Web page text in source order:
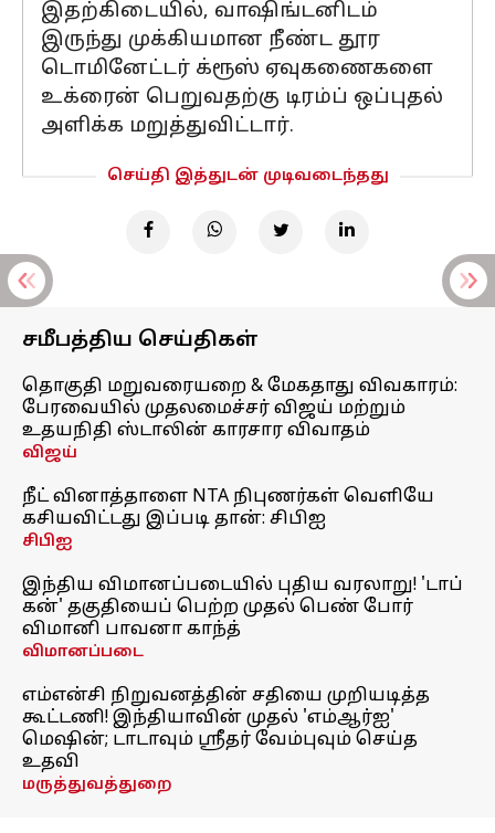
இதற்கிடையில், வாஷிங்டனிடம்
இருந்து முக்கியமான நீண்ட தூர
டொமினேட்டர் க்ரூஸ் ஏவுகணைகளை
உக்ரைன் பெறுவதற்கு டிரம்ப் ஒப்புதல்
அளிக்க மறுத்துவிட்டார்.
செய்தி இத்துடன் முடிவடைந்தது
சமீபத்திய செய்திகள்
தொகுதி மறுவரையறை & மேகதாது விவகாரம்:
பேரவையில் முதலமைச்சர் விஜய் மற்றும்
உதயநிதி ஸ்டாலின் காரசார விவாதம்
விஜய்
நீட் வினாத்தாளை NTA நிபுணர்கள் வெளியே
கசியவிட்டது இப்படி தான்: சிபிஐ
சிபிஐ
இந்திய விமானப்படையில் புதிய வரலாறு! 'டாப்
கன்' தகுதியைப் பெற்ற முதல் பெண் போர்
விமானி பாவனா காந்த்
விமானப்படை
எம்என்சி நிறுவனத்தின் சதியை முறியடித்த
கூட்டணி! இந்தியாவின் முதல் 'எம்ஆர்ஐ'
மெஷின்; டாடாவும் ஸ்ரீதர் வேம்புவும் செய்த
உதவி
மருத்துவத்துறை